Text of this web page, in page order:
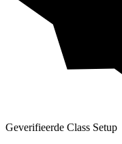
Geverifieerde Class Setup